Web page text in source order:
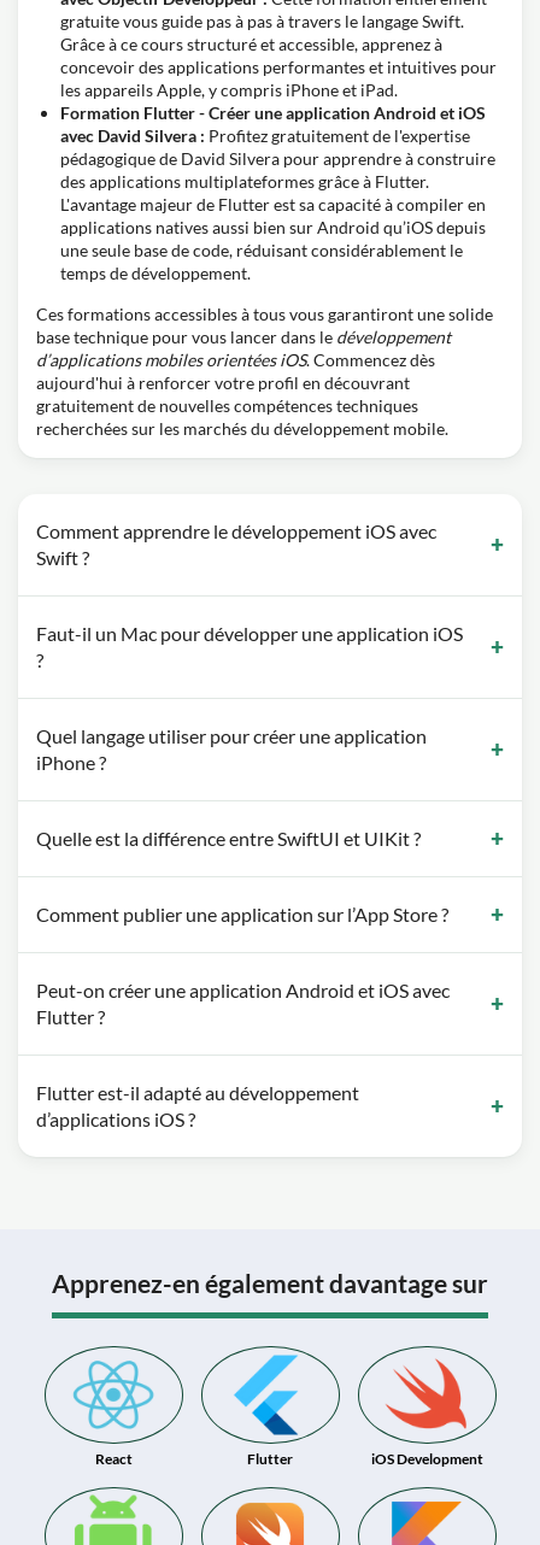
gratuite vous guide pas à pas à travers le langage Swift.
Grâce à ce cours structuré et accessible, apprenez à
concevoir des applications performantes et intuitives pour
les appareils Apple, y compris iPhone et iPad.
Formation Flutter - Créer une application Android et iOS
avec David Silvera : Profitez gratuitement de l'expertise
pédagogique de David Silvera pour apprendre à construire
des applications multiplateformes grâce à Flutter.
L'avantage majeur de Flutter est sa capacité à compiler en
applications natives aussi bien sur Android qu’iOS depuis
une seule base de code, réduisant considérablement le
temps de développement.
Ces formations accessibles à tous vous garantiront une solide
base technique pour vous lancer dans le développement
d’applications mobiles orientées iOS. Commencez dès
aujourd'hui à renforcer votre profil en découvrant
gratuitement de nouvelles compétences techniques
recherchées sur les marchés du développement mobile.
Comment apprendre le développement iOS avec
Swift ?
Faut-il un Mac pour développer une application iOS
?
Quel langage utiliser pour créer une application
iPhone ?
Quelle est la différence entre SwiftUI et UIKit ?
Comment publier une application sur l’App Store ?
Peut-on créer une application Android et iOS avec
Flutter ?
Flutter est-il adapté au développement
d’applications iOS ?
Apprenez-en également davantage sur
React Flutter iOS Development